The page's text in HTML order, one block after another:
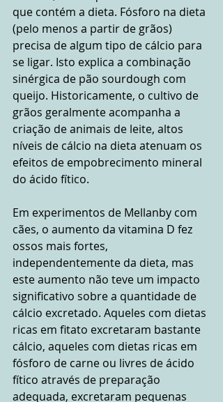
que contém a dieta. Fósforo na dieta
(pelo menos a partir de grãos)
precisa de algum tipo de cálcio para
se ligar. Isto explica a combinação
sinérgica de pão sourdough com
queijo. Historicamente, o cultivo de
grãos geralmente acompanha a
criação de animais de leite, altos
níveis de cálcio na dieta atenuam os
efeitos de empobrecimento mineral
do ácido fítico.
Em experimentos de Mellanby com
cães, o aumento da vitamina D fez
ossos mais fortes,
independentemente da dieta, mas
este aumento não teve um impacto
significativo sobre a quantidade de
cálcio excretado. Aqueles com dietas
ricas em fitato excretaram bastante
cálcio, aqueles com dietas ricas em
fósforo de carne ou livres de ácido
fítico através de preparação
adequada, excretaram pequenas